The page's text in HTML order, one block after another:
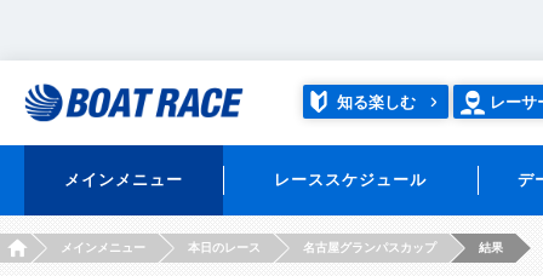
知る楽しむ レーサ
メインメニュー レーススケジュール デ
HOMEメインメニュー 本日のレース 名古屋グランパスカップ 結果